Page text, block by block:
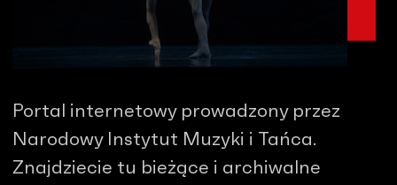
Portal internetowy prowadzony przez
Narodowy Instytut Muzyki i Tańca.
Znajdziecie tu bieżące i archiwalne